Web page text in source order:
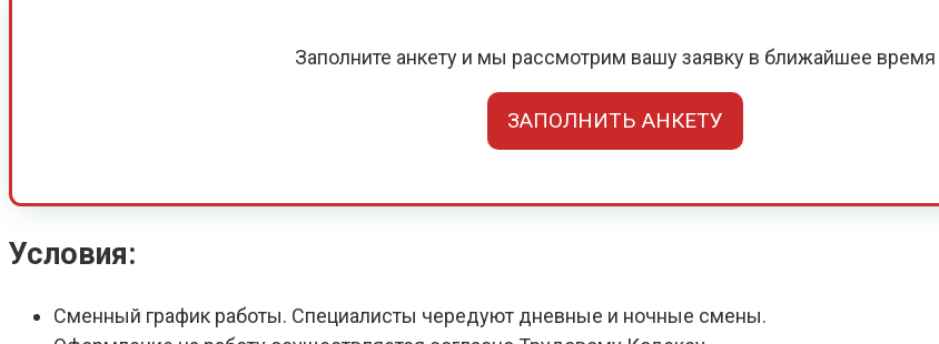
Заполните анкету и мы рассмотрим вашу заявку в ближайшее время
ЗАПОЛНИТЬ АНКЕТУ
Условия:
Сменный график работы. Специалисты чередуют дневные и ночные смены.